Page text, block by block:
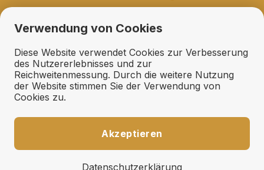
Philosophie
Neuigkeiten
Qualität und Erhaltung
Erhaltungsfächer
Geschenkideen
Expertisen und Schätzungen
Fehllisten und Suchdienst
Verwendung von Cookies
Diese Website verwendet Cookies zur Verbesserung
des Nutzererlebnisses und zur
Reichweitenmessung. Durch die weitere Nutzung
der Website stimmen Sie der Verwendung von
Cookies zu.
Akzeptieren
Datenschutzerklärung